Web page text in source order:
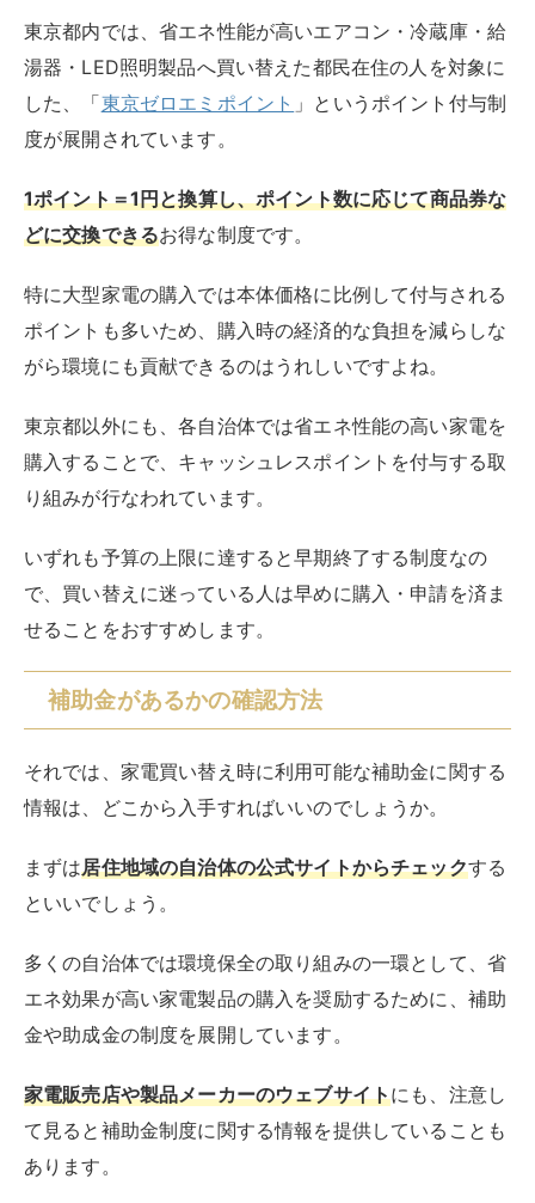
東京都内では、省エネ性能が高いエアコン・冷蔵庫・給
湯器・LED照明製品へ買い替えた都民在住の人を対象に
した、「東京ゼロエミポイント 」というポイント付与制
度が展開されています。
1ポイント＝1円と換算し、ポイント数に応じて商品券な
どに交換できるお得な制度です。
特に大型家電の購入では本体価格に比例して付与される
ポイントも多いため、購入時の経済的な負担を減らしな
がら環境にも貢献できるのはうれしいですよね。
東京都以外にも、各自治体では省エネ性能の高い家電を
購入することで、キャッシュレスポイントを付与する取
り組みが行なわれています。
いずれも予算の上限に達すると早期終了する制度なの
で、買い替えに迷っている人は早めに購入・申請を済ま
せることをおすすめします。
補助金があるかの確認方法
それでは、家電買い替え時に利用可能な補助金に関する
情報は、どこから入手すればいいのでしょうか。
まずは居住地域の自治体の公式サイトからチェックする
といいでしょう。
多くの自治体では環境保全の取り組みの一環として、省
エネ効果が高い家電製品の購入を奨励するために、補助
金や助成金の制度を展開しています。
家電販売店や製品メーカーのウェブサイトにも、注意し
て見ると補助金制度に関する情報を提供していることも
あります。